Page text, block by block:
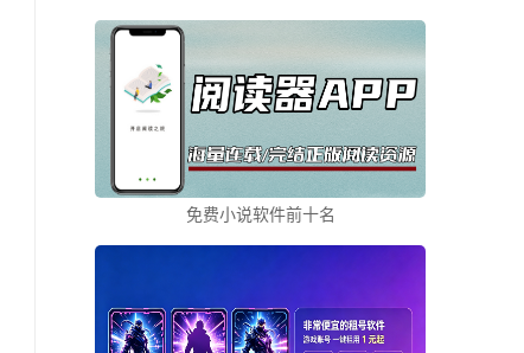
免费小说软件前十名